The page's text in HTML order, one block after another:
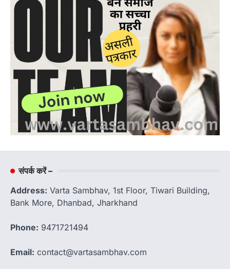
संपर्क करें –
Address: Varta Sambhav, 1st Floor, Tiwari Building,
Bank More, Dhanbad, Jharkhand
Phone: 9471721494
Email: contact@vartasambhav.com